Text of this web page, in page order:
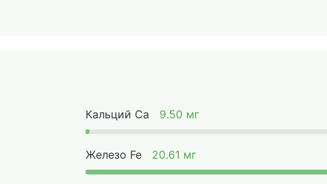
Кальций Ca 9.50 мг
Железо Fe 20.61 мг